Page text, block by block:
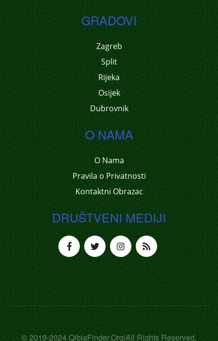
GRADOVI
Zagreb
Split
Rijeka
Osijek
Dubrovnik
O NAMA
O Nama
Pravila o Privatnosti
Kontaktni Obrazac
DRUŠTVENI MEDIJI
© 2019-2024 QiblaFinder.Org|All Rights Reserved.